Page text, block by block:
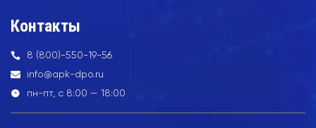
Контакты
8 (800)-550-19-56
info@apk-dpo.ru
пн-пт, с 8:00 — 18:00